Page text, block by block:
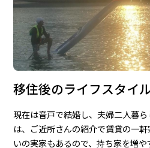
移住後のライフスタイ
現在は音戸で結婚し、夫婦二人暮
は、ご近所さんの紹介で賃貸の一
いの実家もあるので、持ち家を増